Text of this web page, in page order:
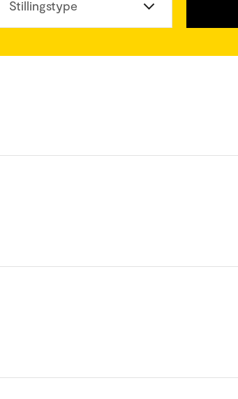
Stillingstype